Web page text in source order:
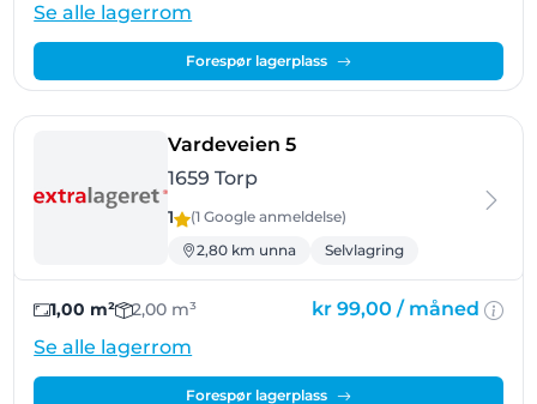
Se alle lagerrom
Forespør lagerplass
Vardeveien 5- Torp
1659 Torp
1 (1 Googleanmeldelse)
2,80 km unna
Selvlagring
1,00 m² 2,00 m³ kr 99,00 / måned
Se alle lagerrom
Forespør lagerplass